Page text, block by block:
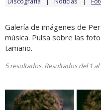
Galería de imágenes de
música. Pulsa sobre las
tamaño.
5 resultados. Resultados del 1 al